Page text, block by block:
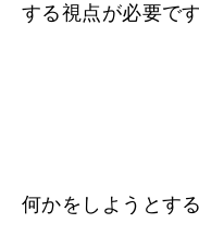
する視点が必要です
何かをしようとす